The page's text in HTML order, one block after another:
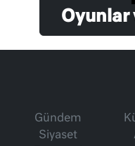
Oyunlar
Gündem
Siyaset